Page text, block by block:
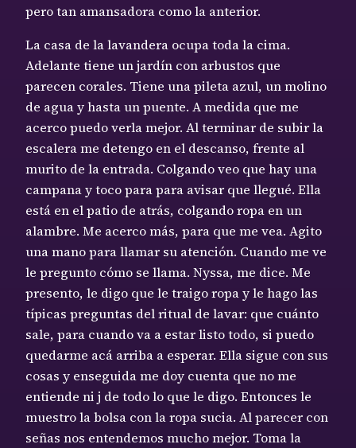
pero tan amansadora como la anterior.
La casa de la lavandera ocupa toda la cima.
Adelante tiene un jardín con arbustos que
parecen corales. Tiene una pileta azul, un molino
de agua y hasta un puente. A medida que me
acerco puedo verla mejor. Al terminar de subir la
escalera me detengo en el descanso, frente al
murito de la entrada. Colgando veo que hay una
campana y toco para para avisar que llegué. Ella
está en el patio de atrás, colgando ropa en un
alambre. Me acerco más, para que me vea. Agito
una mano para llamar su atención. Cuando me ve
le pregunto cómo se llama. Nyssa, me dice. Me
presento, le digo que le traigo ropa y le hago las
típicas preguntas del ritual de lavar: que cuánto
sale, para cuando va a estar listo todo, si puedo
quedarme acá arriba a esperar. Ella sigue con sus
cosas y enseguida me doy cuenta que no me
entiende ni j de todo lo que le digo. Entonces le
muestro la bolsa con la ropa sucia. Al parecer con
señas nos entendemos mucho mejor. Toma la